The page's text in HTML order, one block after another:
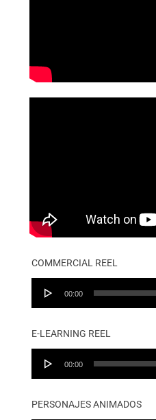
COMMERCIAL REEL
Audio
00:00
E-LEARNING REEL
Audio
00:00
PERSONAJES ANIMADOS